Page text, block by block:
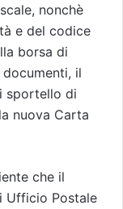
nonchè
e del codice
borsa di
il
sportello di
nuova Carta
che il
Ufficio Postale